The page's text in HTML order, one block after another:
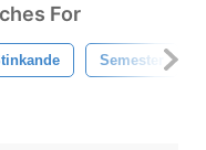
For
Semester